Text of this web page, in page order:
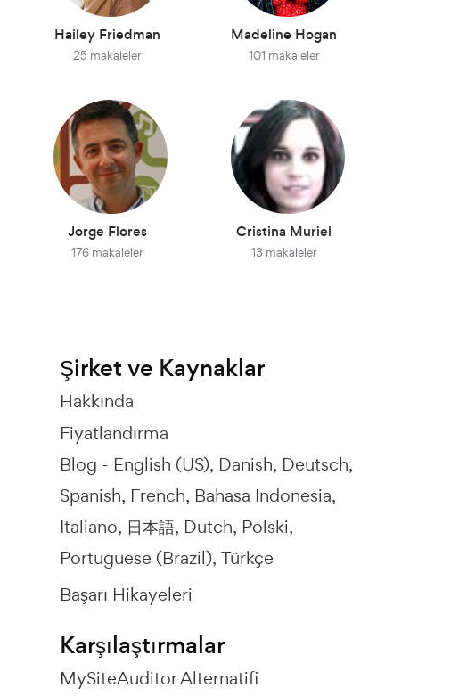
Hailey Friedman
25 makaleler
Madeline Hogan
101 makaleler
Jorge Flores
176 makaleler
Cristina Muriel
13 makaleler
Şirket ve Kaynaklar
Hakkında
Fiyatlandırma
Blog - English (US) Danish Deutsch
Spanish French Bahasa Indonesia
Italiano 日本語 Dutch Polski
Portuguese (Brazil) Türkçe
Başarı Hikayeleri
Karşılaştırmalar
MySiteAuditor Alternatifi